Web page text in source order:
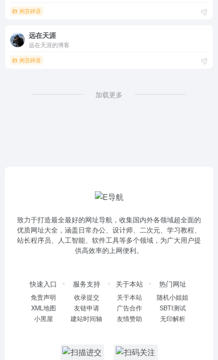
闲言碎语
远在天涯
远在天涯的博客
闲言碎语
加载更多
致力于打造最全最好的网址导航，收集国内外各领域超全面的
优质网址大全，涵盖日常办公、设计师、二次元、学习教程、
站长程序员、人工智能、软件工具等多个领域，为广大用户提
供高效率的上网便利。
快速入口
免责声明
XML地图
小黑屋
服务支持
收录提交
友链申请
建站时间轴
关于本站
关于本站
广告合作
友情赞助
热门网址
随机小姐姐
SBTI测试
无印解析